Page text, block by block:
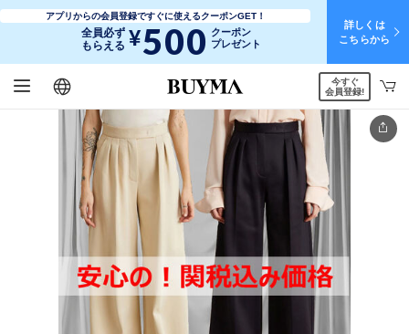
アプリからの会員登録ですぐに使えるクーポンGET！
全員必ず
もらえる ¥500 クーポン
プレゼント
詳しくは
こちらから
日本語
English
简体中文
繁體中文
今すぐ
会員登録!